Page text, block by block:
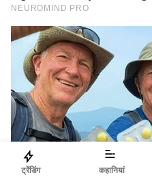
ट्रेंडिंग कहानियां